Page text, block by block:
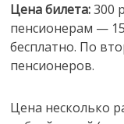
Цена билета:300
пенсионерам —
бесплатно. По
пенсионеров.
Цена несколько